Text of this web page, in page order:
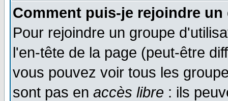
Comment puis-je rejoindre
Pour rejoindre un groupe
l'en-tête de la page (peut-être
vous pouvez voir tous les
sont pas en accès libre : ils